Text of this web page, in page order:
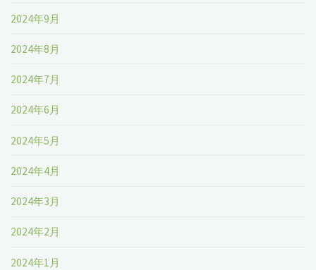
2024年9月
2024年8月
2024年7月
2024年6月
2024年5月
2024年4月
2024年3月
2024年2月
2024年1月